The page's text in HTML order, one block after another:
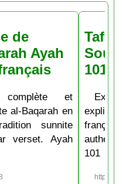
de
Ayah
complète et
al-Baqarah en
sunnite
verset. Ayah
Tafsir
101 -
101
https://